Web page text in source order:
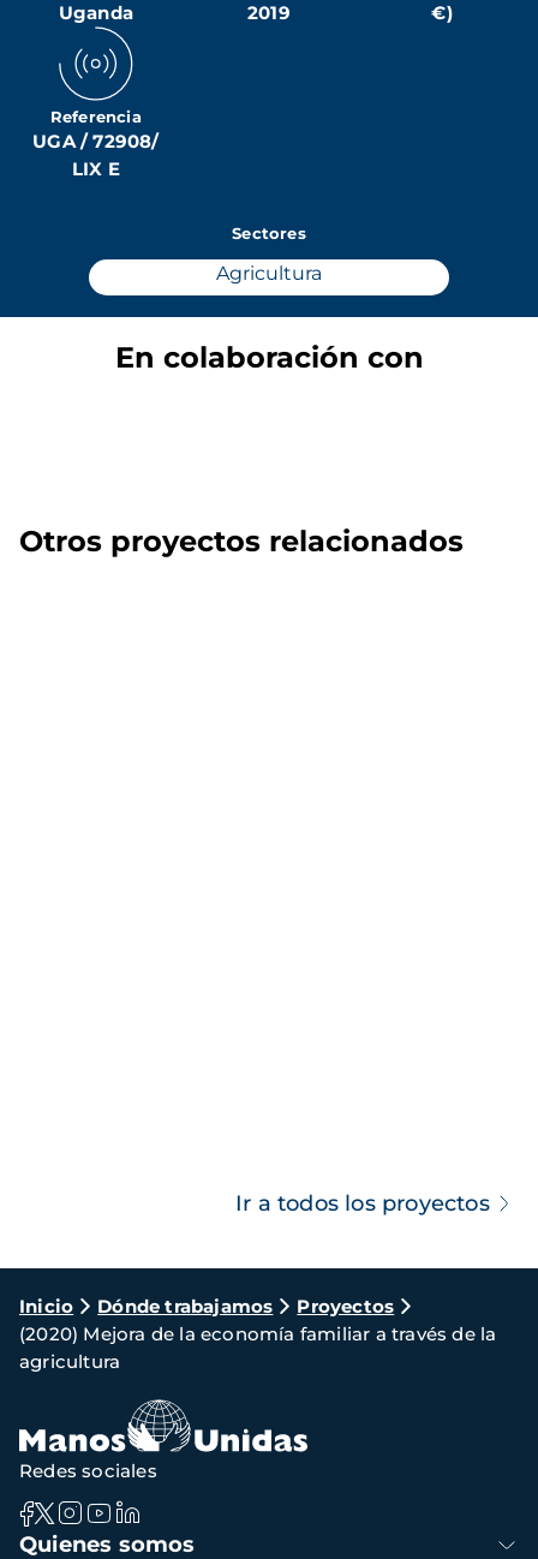
Uganda 2019
€)
Referencia
UGA / 72908/
LIX E
Sectores
Agricultura
En colaboración con
Otros proyectos relacionados
Ir a todos los proyectos
Ruta
de
navegación
Inicio Dónde trabajamos
Proyectos
(2020) Mejora de la economía familiar a través de la
agricultura
Navegación
Quienes somos
Redes sociales